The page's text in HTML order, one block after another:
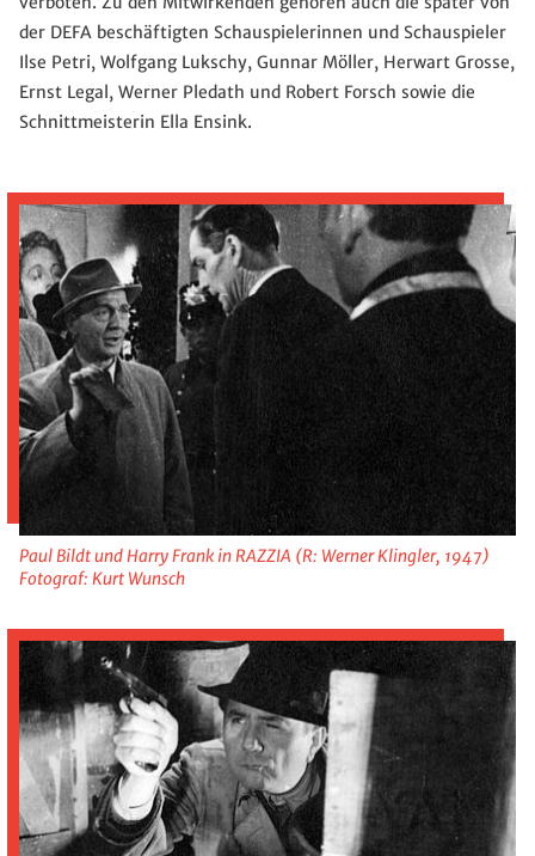
der DEFA beschäftigten Schauspielerinnen und Schauspieler
Ilse Petri, Wolfgang Lukschy, Gunnar Möller, Herwart Grosse,
Ernst Legal, Werner Pledath und Robert Forsch sowie die
Schnittmeisterin Ella Ensink.
Paul Bildt und Harry Frank in RAZZIA (R: Werner Klingler, 1947)
Fotograf: Kurt Wunsch